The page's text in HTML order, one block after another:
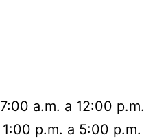
7:00 a.m. a 12:00 p.m.
1:00 p.m. a 5:00 p.m.